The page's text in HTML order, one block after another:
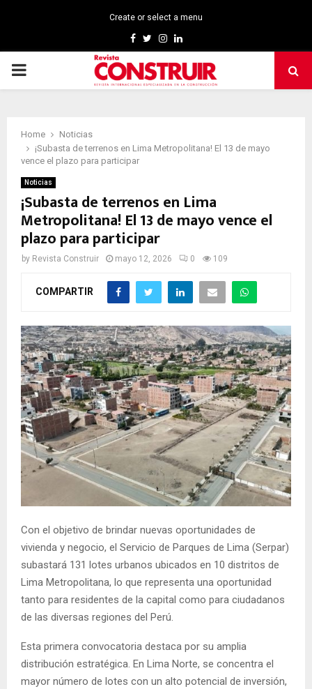
Create or select a menu
Facebook
TwitterInstagram
Linkedin
PRIMARY
Home
Noticias
¡Subasta de terrenos en Lima Metropolitana! El 13 de mayo
vence el plazo para participar
Noticias
¡Subasta de terrenos en Lima
Metropolitana! El 13 de mayo vence el
plazo para participar
by Revista Construir mayo 12, 2026 0 109
COMPARTIR
Con el objetivo de brindar nuevas oportunidades de
vivienda y negocio, el Servicio de Parques de Lima (Serpar)
subastará 131 lotes urbanos ubicados en 10 distritos de
Lima Metropolitana, lo que representa una oportunidad
tanto para residentes de la capital como para ciudadanos
de las diversas regiones del Perú.
Esta primera convocatoria destaca por su amplia
distribución estratégica. En Lima Norte, se concentra el
mayor número de lotes con un alto potencial de inversión,